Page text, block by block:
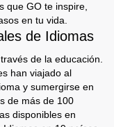
que GO te inspire,
en tu vida.
de Idiomas
de la educación.
han viajado al
y sumergirse en
de más de 100
disponibles en